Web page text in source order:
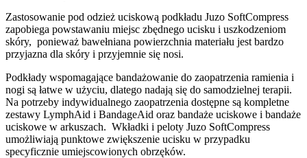
Zastosowanie pod odzież uciskową podkładu Juzo SoftCompress
zapobiega powstawaniu miejsc zbędnego ucisku i uszkodzeniom
skóry, ponieważ bawełniana powierzchnia materiału jest bardzo
przyjazna dla skóry i przyjemnie się nosi.
Podkłady wspomagające bandażowanie do zaopatrzenia ramienia i
nogi są łatwe w użyciu, dlatego nadają się do samodzielnej terapii.
Na potrzeby indywidualnego zaopatrzenia dostępne są kompletne
zestawy LymphAid i BandageAid oraz bandaże uciskowe i bandaże
uciskowe w arkuszach. Wkładki i peloty Juzo SoftCompress
umożliwiają punktowe zwiększenie ucisku w przypadku
specyficznie umiejscowionych obrzęków.